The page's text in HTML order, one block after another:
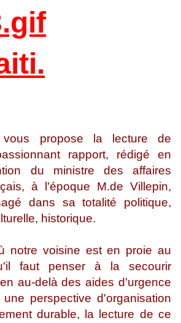
vous propose la lecture de
rapport, rédigé en
du ministre des affaires
à l'époque M.de Villepin,
dans sa totalité politique,
historique.
notre voisine est en proie au
faut penser à la secourir
au-delà des aides d'urgence
perspective d'organisation
durable, la lecture de ce